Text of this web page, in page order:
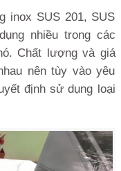
inox SUS 201, SUS
nhiều trong các
Chất lượng và giá
nên tùy vào yêu
định sử dụng loại